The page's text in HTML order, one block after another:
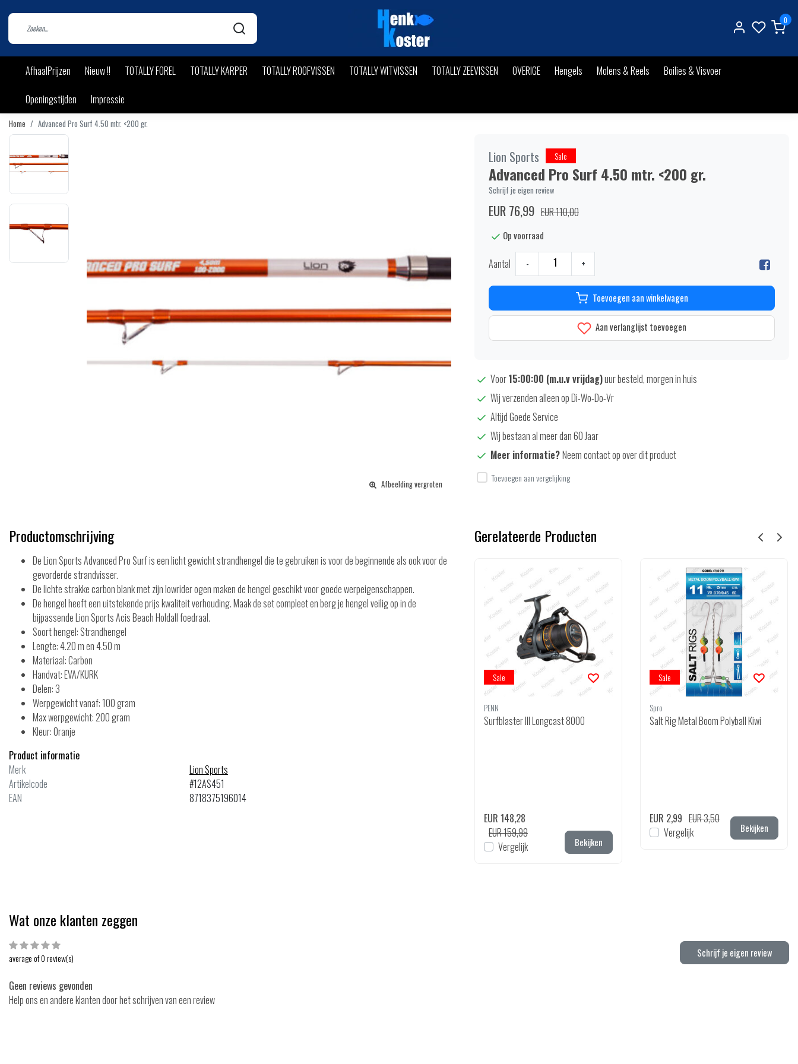
0
AfhaalPrijzen Nieuw !! TOTALLY FOREL TOTALLY KARPER TOTALLY ROOFVISSEN TOTALLY WITVISSEN TOTALLY ZEEVISSEN OVERIGE Hengels Molens & Reels
Boilies & Visvoer
Openingstijden
Impressie
Home Advanced Pro Surf 4.50 mtr. <200 gr.
Afbeelding vergroten
Lion Sports Sale
Advanced Pro Surf 4.50 mtr. <200 gr.
Schrijf je eigen review
EUR 76,99 EUR 110,00
Op voorraad
Aantal - +
Toevoegen aan winkelwagen
Aan verlanglijst toevoegen
Voor15:00:00 (m.u.v vrijdag)uur besteld, morgen in huis
Wij verzenden alleen op Di-Wo-Do-Vr
Altijd Goede Service
Wij bestaan al meer dan 60 Jaar
Meer informatie?Neem contact op over dit product
Toevoegen aan vergelijking
Productomschrijving
De Lion Sports Advanced Pro Surf is een licht gewicht strandhengel die te gebruiken is voor de beginnende als ook voor de
gevorderde strandvisser.
De lichte strakke carbon blank met zijn lowrider ogen maken de hengel geschikt voor goede werpeigenschappen.
De hengel heeft een uitstekende prijs kwaliteit verhouding. Maak de set compleet en berg je hengel veilig op in de
bijpassende Lion Sports Acis Beach Holdall foedraal.
Soort hengel: Strandhengel
Lengte: 4.20 m en 4.50 m
Materiaal: Carbon
Handvat: EVA/KURK
Delen: 3
Werpgewicht vanaf: 100 gram
Max werpgewicht: 200 gram
Kleur: Oranje
Product informatie
Merk
Lion Sports
Artikelcode
#12AS451
EAN
8718375196014
Gerelateerde Producten
Light
Sale
PENN
Surfblaster III Longcast 8000
EUR 148,28
EUR 159,99
Vergelijk
Bekijken
Sale
Spro
Salt Rig Metal Boom Polyball Kiwi
EUR 2,99 EUR 3,50
Vergelijk
Bekijken
Wat onze klanten zeggen
average of 0 review(s) Schrijf je eigen review
Geen reviews gevonden
Help ons en andere klanten door het schrijven van een review